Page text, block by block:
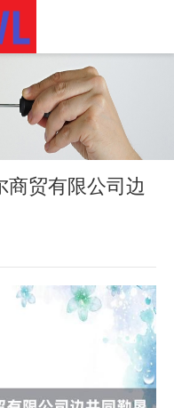
商贸有限公司边